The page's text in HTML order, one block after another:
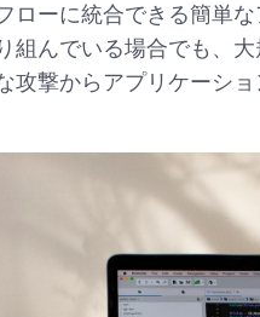
ローに統合できる簡単
組んでいる場合でも、
攻撃からアプリケーシ